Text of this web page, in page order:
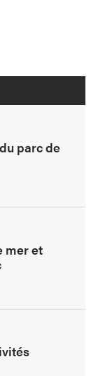
parc de
mer et